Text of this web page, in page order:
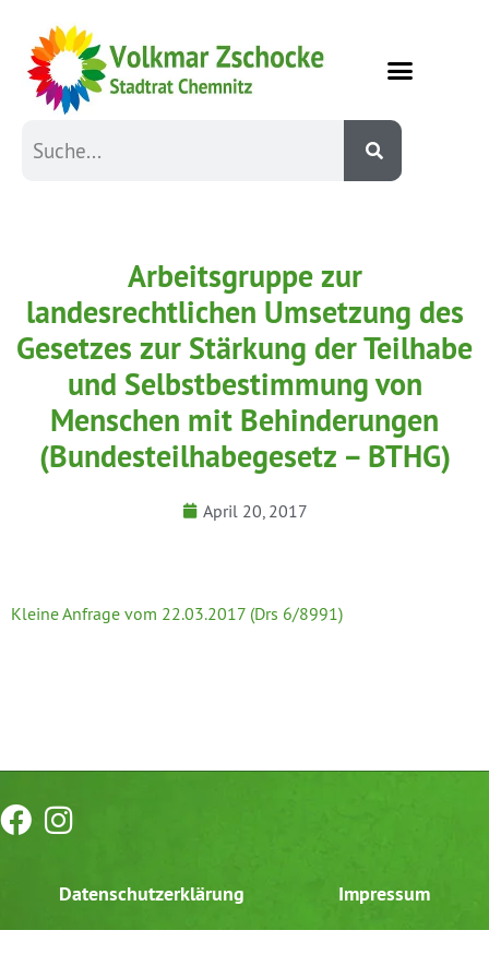
Arbeitsgruppe zur
landesrechtlichen Umsetzung des
Gesetzes zur Stärkung der Teilhabe
und Selbstbestimmung von
Menschen mit Behinderungen
(Bundesteilhabegesetz – BTHG)
April 20, 2017
Kleine Anfrage vom 22.03.2017 (Drs 6/8991)
Datenschutzerklärung Impressum